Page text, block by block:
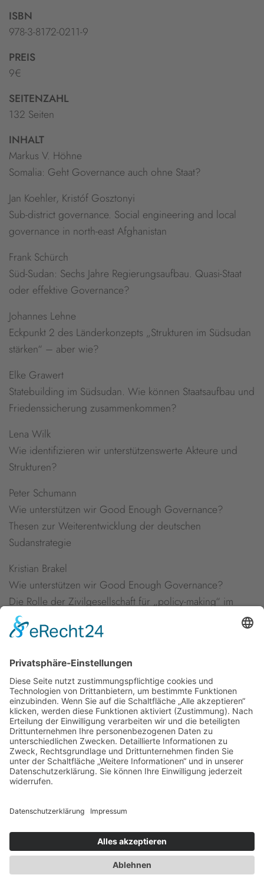
ISBN
978-3-8172-0211-9
PREIS
9€
SEITENZAHL
132 Seiten
INHALT
Markus V. Höhne
Somalia: Geht Governance auch ohne Staat?
Jan Koehler, Kristóf Gosztonyi
Sub-district governance. Social engineering and local
governance in north-east Afghanistan
Frank Schürch
Süd-Sudan: Sechs Jahre Regierungsaufbau. Quasi-Staat
oder effektive Governance?
Johannes Lehne
Eckpunkt 2 des Länderkonzepts „Strukturen im Südsudan
stärken“ – aber wie?
Elke Grawert
Statebuilding im Südsudan. Wie können Staatsaufbau und
Friedenssicherung zusammenkommen?
Lena Wilk
Wie identifizieren wir unterstützenswerte Akteure und
Strukturen?
Peter Schumann
Wie unterstützen wir Good Enough Governance?
Thesen zur Weiterentwicklung der deutschen
Sudanstrategie
Kristian Brakel
Wie unterstützen wir Good Enough Governance?
Die Rolle der Zivilgesellschaft für „policy-making“ im
Bereich der zivilen Krisenprävention
Wie unterstützen wir Good Enough Governance?
Newsletter
Presse
Anfahrt
Partner
Schutzkonzept
Datenschutz
Impressum